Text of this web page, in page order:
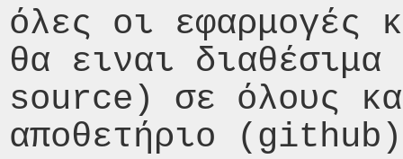
όλες οι εφαρμογές
θα ειναι
source) σε όλους
αποθετήριο